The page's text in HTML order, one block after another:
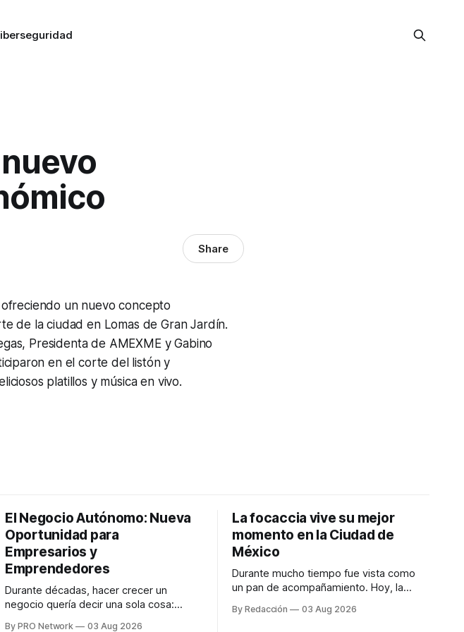
Share
un nuevo concepto
de la ciudad en Lomas de Gran Jardín.
Presidenta de AMEXME y Gabino
en el corte del listón y
platillos y música en vivo.
El Negocio Autónomo: Nueva
Oportunidad para
Empresarios y
Emprendedores
Durante décadas, hacer crecer un
negocio quería decir una sola cosa:
By PRO Network 03 Aug 2026
La focaccia vive su mejor
momento en la Ciudad de
México
Durante mucho tiempo fue vista como
un pan de acompañamiento. Hoy, la
platillos favoritos de quienes buscan
By Redacción 03 Aug 2026